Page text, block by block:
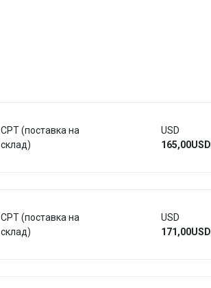
CPT (поставка на
склад)
USD
165,00USD
CPT (поставка на
склад)
USD
171,00USD